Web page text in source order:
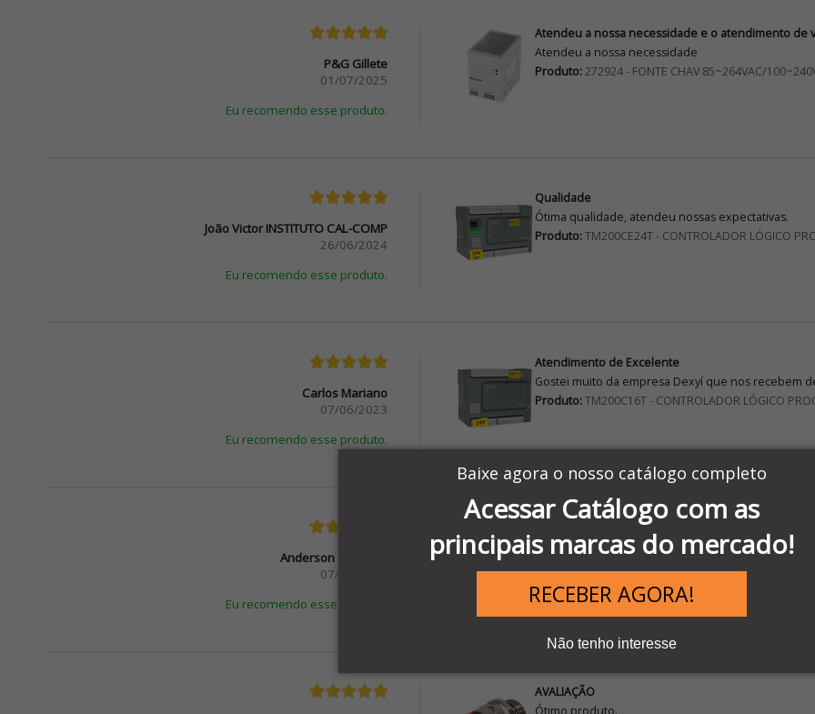
Baixe agora o nosso catálogo completo
Acessar Catálogo com as
principais marcas do mercado!
RECEBER AGORA!
Não tenho interesse
P&G Gillete
01/07/2025
Eu recomendo esse produto.
Atendeu a nossa necessidade e o atendimento de
Atendeu a nossa necessidade
Produto:272924 - FONTE CHAV 85~264VAC/
João Victor INSTITUTO CAL-COMP
26/06/2024
Eu recomendo esse produto.
Qualidade
Ótima qualidade, atendeu nossas expectativas.
Produto:TM200CE24T - CONTROLADOR LÓGICO
Carlos Mariano
07/06/2023
Eu recomendo esse produto.
Atendimento de Excelente
Gostei muito da empresa Dexyí que nos recebem
Produto:TM200C16T - CONTROLADOR LÓGICO
Anderson Santiago
07/03/2023
Eu recomendo esse produto.
Achei ótimo instrumento de fácil manuseio a parte
Multímetro Digital Data Hold Tensão AC/
AVALIAÇÃO
Ótimo produto.